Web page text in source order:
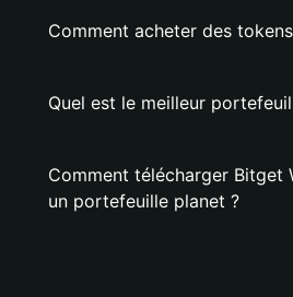
Comment acheter des
Quel est le meilleur
Comment télécharger Bitget
un portefeuille planet ?